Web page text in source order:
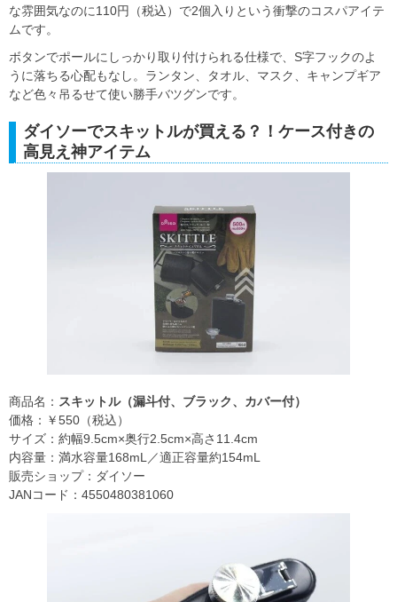
な雰囲気なのに110円（税込）で2個入りという衝撃のコスパアイテ
ムです。
ボタンでポールにしっかり取り付けられる仕様で、S字フックのよ
うに落ちる心配もなし。ランタン、タオル、マスク、キャンプギア
など色々吊るせて使い勝手バツグンです。
ダイソーでスキットルが買える？！ケース付きの
高見え神アイテム
商品名： スキットル（漏斗付、ブラック、カバー付）
価格：￥550（税込）
サイズ：約幅9.5cm×奥行2.5cm×高さ11.4cm
内容量：満水容量168mL／適正容量約154mL
販売ショップ：ダイソー
JANコード：4550480381060